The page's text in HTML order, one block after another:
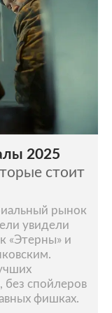
2025
стоит
рынок
увидели
«Этерны» и
без спойлеров
фишках.